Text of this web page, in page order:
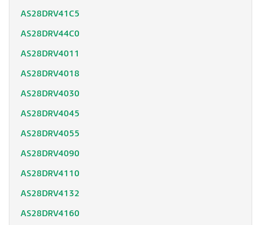
AS28DRV41C5
AS28DRV44C0
AS28DRV4011
AS28DRV4018
AS28DRV4030
AS28DRV4045
AS28DRV4055
AS28DRV4090
AS28DRV4110
AS28DRV4132
AS28DRV4160